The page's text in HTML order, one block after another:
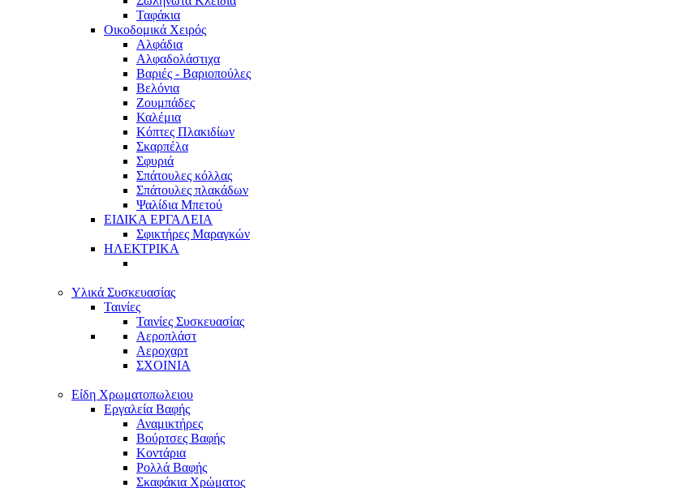
Ταφάκια
Οικοδομικά Χειρός
Αλφάδια
Αλφαδολάστιχα
Βαριές - Βαριοπούλες
Βελόνια
Ζουμπάδες
Καλέμια
Κόπτες Πλακιδίων
Σκαρπέλα
Σφυριά
Σπάτουλες κόλλας
Σπάτουλες πλακάδων
Ψαλίδια Μπετού
ΕΙΔΙΚΑ ΕΡΓΑΛΕΙΑ
Σφικτήρες Μαραγκών
ΗΛΕΚΤΡΙΚΑ
Υλικά Συσκευασίας
Ταινίες
Ταινίες Συσκευασίας
Αεροπλάστ
Αεροχαρτ
ΣΧΟΙΝΙΑ
Είδη Χρωματοπωλειου
Εργαλεία Βαφής
Αναμικτήρες
Βούρτσες Βαφής
Κοντάρια
Ρολλά Βαφής
Σκαφάκια Χρώματος